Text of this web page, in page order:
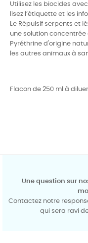
Utilisez les biocides
lisez l’étiquette et les
Le Répulsif serpents et
une solution
Pyréthrine d'origine
les autres animaux à
Flacon de 250 ml à
Une question sur
Contactez notre
qui sera ravi